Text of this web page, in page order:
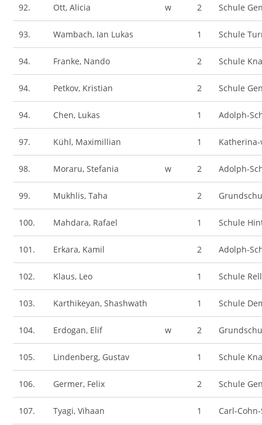
92. Ott, Alicia w 2 Schule
93. Wambach, Ian Lukas 1 Schule
94. Franke, Nando 2 Schule
94. Petkov, Kristian 2 Schule
94. Chen, Lukas 1 Adolph-
97. Kühl, Maximillian 1
98. Moraru, Stefania w 2 Adolph-
99. Mukhlis, Taha 2
100. Mahdara, Rafael 1 Schule
101. Erkara, Kamil 2 Adolph-
102. Klaus, Leo 1 Schule
103. Karthikeyan, Shashwath 1 Schule
104. Erdogan, Elif w 2
105. Lindenberg, Gustav 1 Schule
106. Germer, Felix 2 Schule
107. Tyagi, Vihaan 1 Carl-